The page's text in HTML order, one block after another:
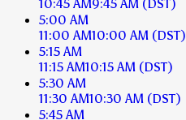
10:45 AM9:45 AM (DST)
5:00 AM
11:00 AM10:00 AM (DST)
5:15 AM
11:15 AM10:15 AM (DST)
5:30 AM
11:30 AM10:30 AM (DST)
5:45 AM